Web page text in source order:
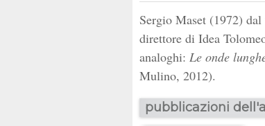
Sergio Maset (1972)
direttore di Idea
analoghi: Le onde
Mulino, 2012).
pubblicazioni